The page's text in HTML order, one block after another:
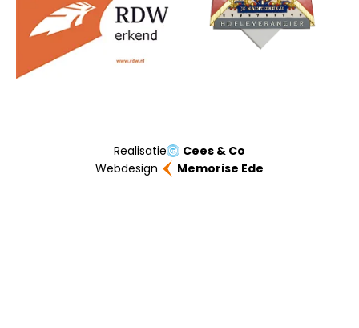
Realisatie
Cees & Co
Webdesign
Memorise Ede